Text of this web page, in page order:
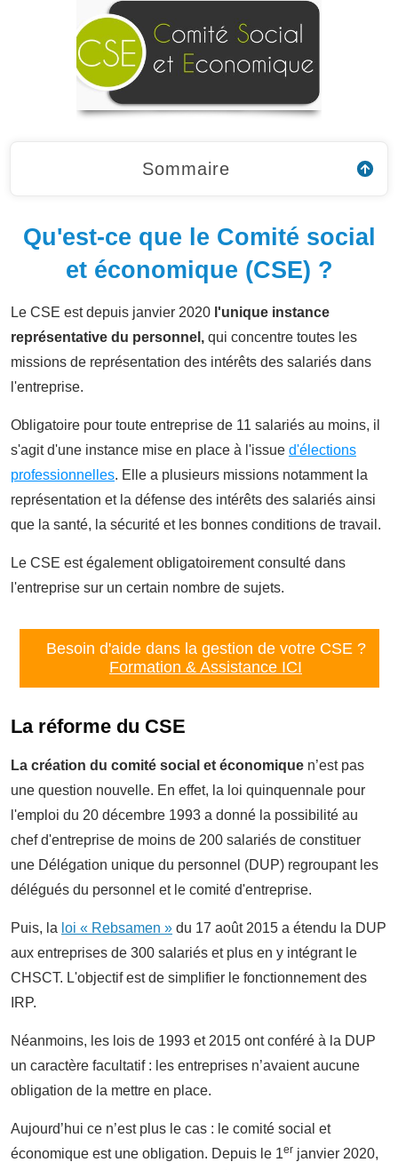
Sommaire
Qu'est-ce que le Comité social
et économique (CSE) ?
Le CSE est depuis janvier 2020 l'unique instance
représentative du personnel, qui concentre toutes les
missions de représentation des intérêts des salariés dans
l'entreprise.
Obligatoire pour toute entreprise de 11 salariés au moins, il
s'agit d'une instance mise en place à l'issue d'élections
professionnelles. Elle a plusieurs missions notamment la
représentation et la défense des intérêts des salariés ainsi
que la santé, la sécurité et les bonnes conditions de travail.
Le CSE est également obligatoirement consulté dans
l'entreprise sur un certain nombre de sujets.
Besoin d'aide dans la gestion de votre CSE ?
Formation & Assistance ICI
La réforme du CSE
La création du comité social et économique n’est pas
une question nouvelle. En effet, la loi quinquennale pour
l'emploi du 20 décembre 1993 a donné la possibilité au
chef d'entreprise de moins de 200 salariés de constituer
une Délégation unique du personnel (DUP) regroupant les
délégués du personnel et le comité d'entreprise.
Puis, la loi « Rebsamen » du 17 août 2015 a étendu la DUP
aux entreprises de 300 salariés et plus en y intégrant le
CHSCT. L'objectif est de simplifier le fonctionnement des
IRP.
Néanmoins, les lois de 1993 et 2015 ont conféré à la DUP
un caractère facultatif : les entreprises n’avaient aucune
obligation de la mettre en place.
Aujourd’hui ce n’est plus le cas : le comité social et
économique est une obligation. Depuis le 1er janvier 2020,